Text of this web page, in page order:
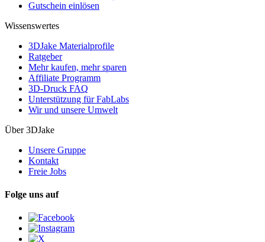
Gutschein einlösen
Wissenswertes
3DJake Materialprofile
Ratgeber
Mehr kaufen, mehr sparen
Affiliate Programm
3D-Druck FAQ
Unterstützung für FabLabs
Wir und unsere Umwelt
Über 3DJake
Unsere Gruppe
Kontakt
Freie Jobs
Folge uns auf